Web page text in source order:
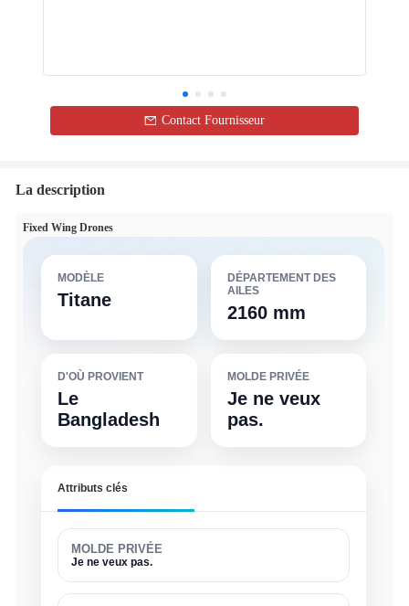
Contact Fournisseur
La description
Fixed Wing Drones
MODÈLE
Titane
DÉPARTEMENT DES
AILES
2160 mm
D'OÙ PROVIENT
Le
Bangladesh
MOLDE PRIVÉE
Je ne veux
pas.
Attributs clés
MOLDE PRIVÉE
Je ne veux pas.